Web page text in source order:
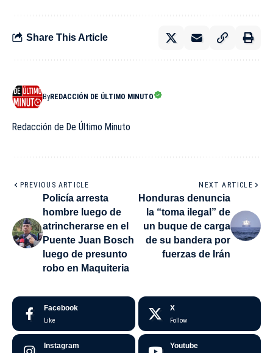
Share This Article
ByREDACCIÓN DE ÚLTIMO MINUTO
Redacción de De Último Minuto
PREVIOUS ARTICLE
Policía arresta
hombre luego de
atrincherarse en el
Puente Juan Bosch
luego de presunto
robo en Maquiteria
NEXT ARTICLE
Honduras denuncia
la “toma ilegal” de
un buque de carga
de su bandera por
fuerzas de Irán
Facebook
Like
X
Follow
Instagram Youtube